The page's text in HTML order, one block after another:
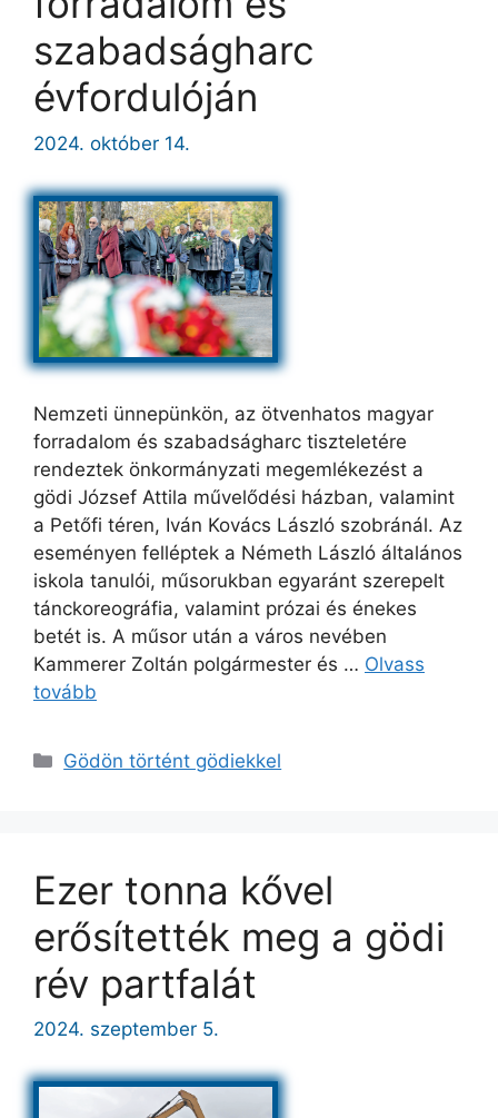
szabadságharc
évfordulóján
2024. október 14.
Nemzeti ünnepünkön, az ötvenhatos magyar
forradalom és szabadságharc tiszteletére
rendeztek önkormányzati megemlékezést a
gödi József Attila művelődési házban, valamint
a Petőfi téren, Iván Kovács László szobránál. Az
eseményen felléptek a Németh László általános
iskola tanulói, műsorukban egyaránt szerepelt
tánckoreográfia, valamint prózai és énekes
betét is. A műsor után a város nevében
Kammerer Zoltán polgármester és … Olvass
tovább
Kategória
Gödön történt gödiekkel
Ezer tonna kővel
erősítették meg a gödi
rév partfalát
2024. szeptember 5.